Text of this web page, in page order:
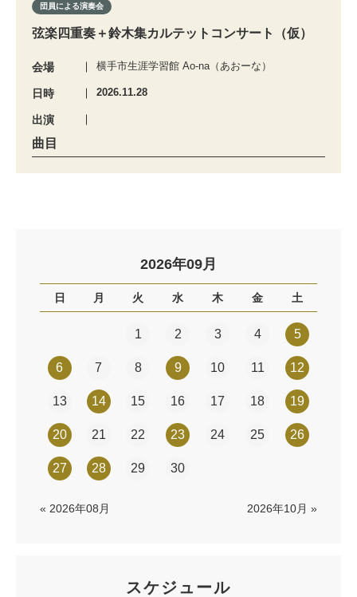
団員による演奏会
弦楽四重奏＋鈴木集カルテットコンサート（仮）
会場 横手市生涯学習館 Ao-na（あおーな）
日時 2026.11.28
出演
曲目
2026年09月
日 月 火 水 木 金 土
1 2 3 4 5
6 7 8 9 10 11 12
13 14 15 16 17 18 19
20 21 22 23 24 25 26
27 28 29 30
« 2026年08月 2026年10月 »
スケジュール